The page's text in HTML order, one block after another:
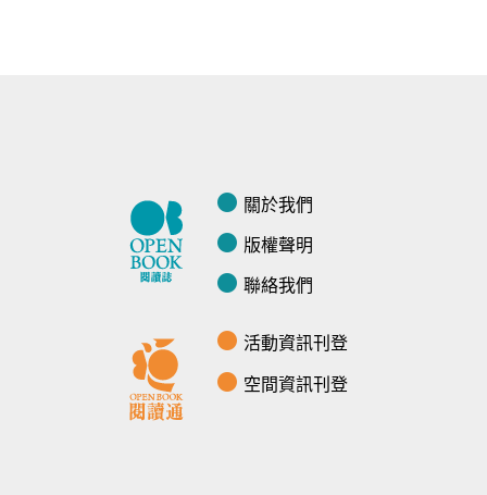
關於我們
版權聲明
聯絡我們
活動資訊刊登
空間資訊刊登